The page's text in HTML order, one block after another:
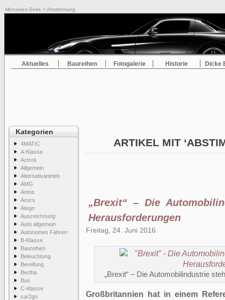
Mercedes-Seite > Abstimmung
Aktuelles Baureihen Fotogalerie Historie Dicke
Kategorien
4MATIC
A-Klasse
Actros
Allgemein
Alternativantrieb
AMG
Antos
Arocs
Atego
Auszeichnung
Auto allgemein
Autonomes Fahren
B-Klasse
Baureihen
Beleuchtung
Bereifung
Bertha
Bus
C-Klasse
car2go
ARTIKEL MIT
„Brexit“ – Die
Herausforderungen
Freitag, 24. Juni 2016
„Brexit“ – Die Automobilindustrie
Großbritannien hat in einem